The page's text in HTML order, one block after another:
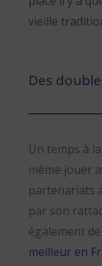
vieille
Des
Un temps à
même jouer
partenariats
par son
également
meilleur en